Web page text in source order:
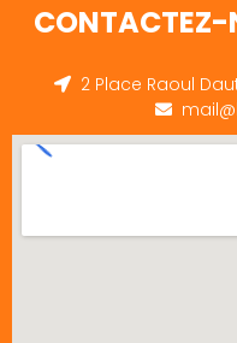
CONTACTEZ-
2 Place Raoul